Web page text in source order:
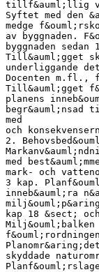
tillf&auml;llig
Syftet med den
medge
av byggnaden.
byggnaden sedan
Till&auml;gget
underliggande
Docenten m.fl.,
Till&auml;gget
planens
med
och
2.
med
mark- och
3 kap.
inneb&auml;ra
kap 18 &sect; och
Milj&ouml;balken
skyddade